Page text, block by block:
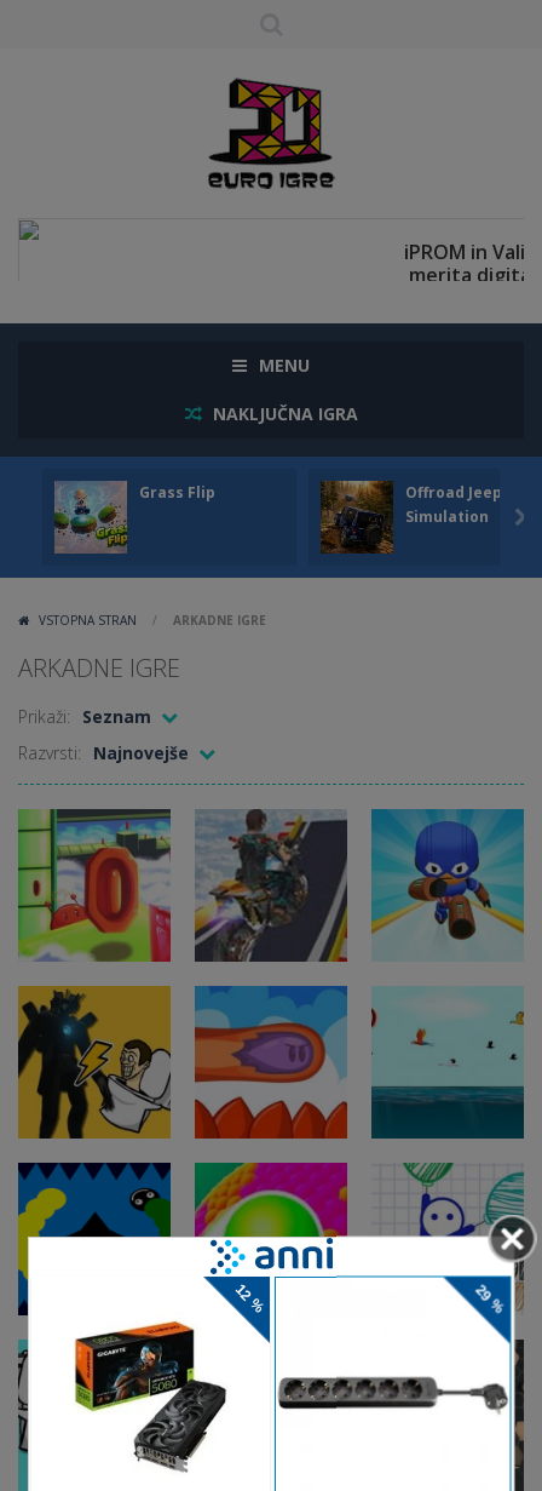
MENU
NAKLJUČNA IGRA
Grass Flip
Offroad Jeep
Simulation

VSTOPNA STRAN / ARKADNE IGRE
ARKADNE IGRE
Prikaži:
Seznam
Razvrsti:
Najnovejše
Arkadne igre
Mini kovanci
Arkadne igre
Igra Mega
Ramp Stunt
Moto
Arkadne igre
Robo Running
3D
Arkadne igre
Skibidi Toilet
Arkadne igre
Mini Dash
Arkadne igre
Igra z
balonom na
Arkadne igre
Črvi Kača
tečejo mimo
Arkadne igre
Igra Barva
žoge 3D
Arkadne igre
Ragdoll Rise